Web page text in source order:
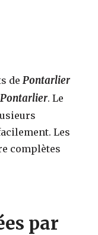
de Pontarlier
Pontarlier. Le
Les
complètes
par